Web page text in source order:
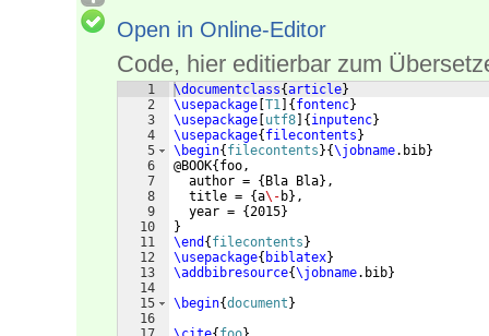
Open in Online-Editor
Code, hier editierbar zum
1
2
3
4
5
6
7
8
9
10
11
12
13
14
15
16
\documentclass{article}
\usepackage T1 { fontenc}
\usepackage utf8 { inputenc}
\usepackage{ filecontents }
\begin{ filecontents }{\jobname.bib}
@BOOK{ foo,
  author =
{ Bla Bla} ,
  title =
{a\- b} ,
  year =
{2015}
}
\end { filecontents }
\usepackage{ biblatex}
\addbibresource{\jobname.bib}
\begin{document }